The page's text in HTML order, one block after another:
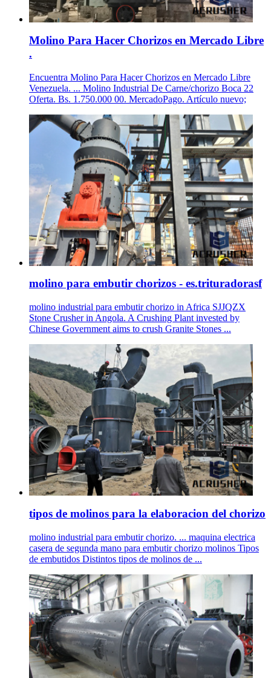
Molino Para Hacer Chorizos en Mercado Libre
.
Encuentra Molino Para Hacer Chorizos en Mercado Libre
Venezuela. ... Molino Industrial De Carne/chorizo Boca 22
Oferta. Bs. 1.750.000 00. MercadoPago. Artículo nuevo;
molino para embutir chorizos - es.trituradorasf
molino industrial para embutir chorizo in Africa SJJQZX
Stone Crusher in Angola. A Crushing Plant invested by
Chinese Government aims to crush Granite Stones ...
tipos de molinos para la elaboracion del chorizo
molino industrial para embutir chorizo. ... maquina electrica
casera de segunda mano para embutir chorizo molinos Tipos
de embutidos Distintos tipos de molinos de ...